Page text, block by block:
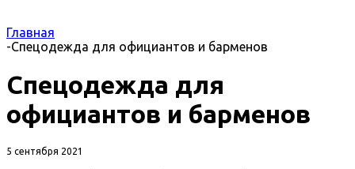
Главная
-Спецодежда для официантов и барменов
Спецодежда для
официантов и барменов
5 сентября 2021